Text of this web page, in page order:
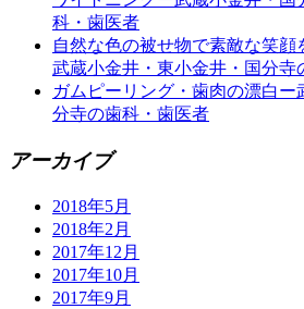
科・歯医者
自然な色の被せ物で素敵な笑顔
武蔵小金井・東小金井・国分寺
ガムピーリング・歯肉の漂白ー
分寺の歯科・歯医者
アーカイブ
2018年5月
2018年2月
2017年12月
2017年10月
2017年9月